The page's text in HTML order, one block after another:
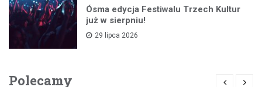
Ósma edycja Festiwalu Trzech Kultur
już w sierpniu!
29 lipca 2026
Polecamy